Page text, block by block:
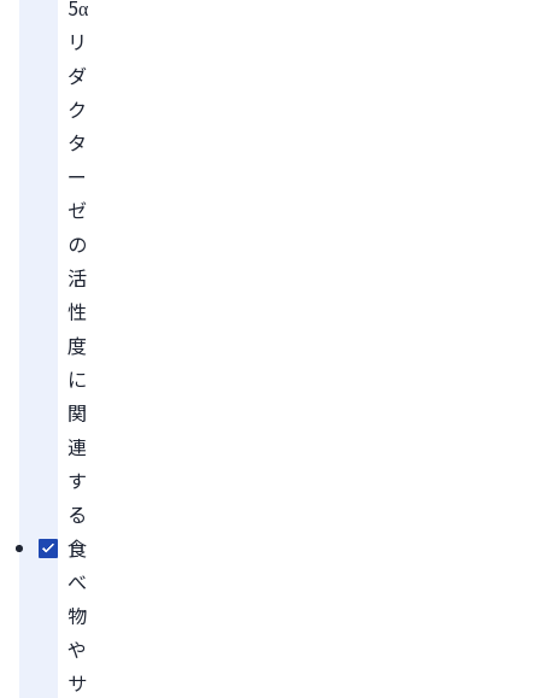
5α
リ
ダ
ク
タ
ー
ゼ
の
活
性
度
に
関
連
す
る
食
べ
物
や
サ